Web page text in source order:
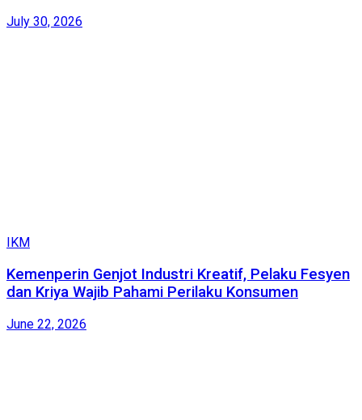
July 30, 2026
IKM
Kemenperin Genjot Industri Kreatif, Pelaku Fesyen
dan Kriya Wajib Pahami Perilaku Konsumen
June 22, 2026